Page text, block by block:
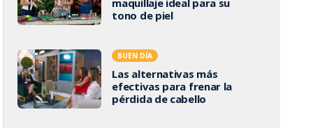
tono de piel
BUEN DÍA
Las alternativas más
efectivas para frenar la
pérdida de cabello